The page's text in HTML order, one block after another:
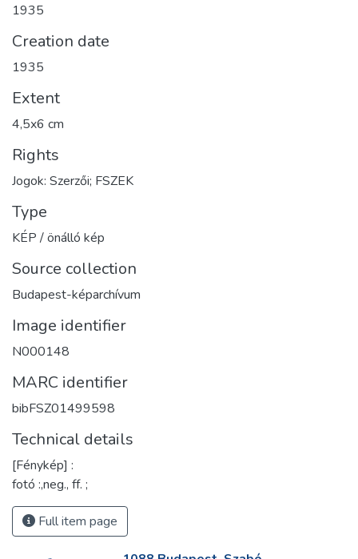
1935
Creation date
1935
Extent
4,5x6 cm
Rights
Jogok: Szerzői; FSZEK
Type
KÉP / önálló kép
Source collection
Budapest-képarchívum
Image identifier
N000148
MARC identifier
bibFSZ01499598
Technical details
[Fénykép] :
fotó :,neg., ff. ;
Full item page